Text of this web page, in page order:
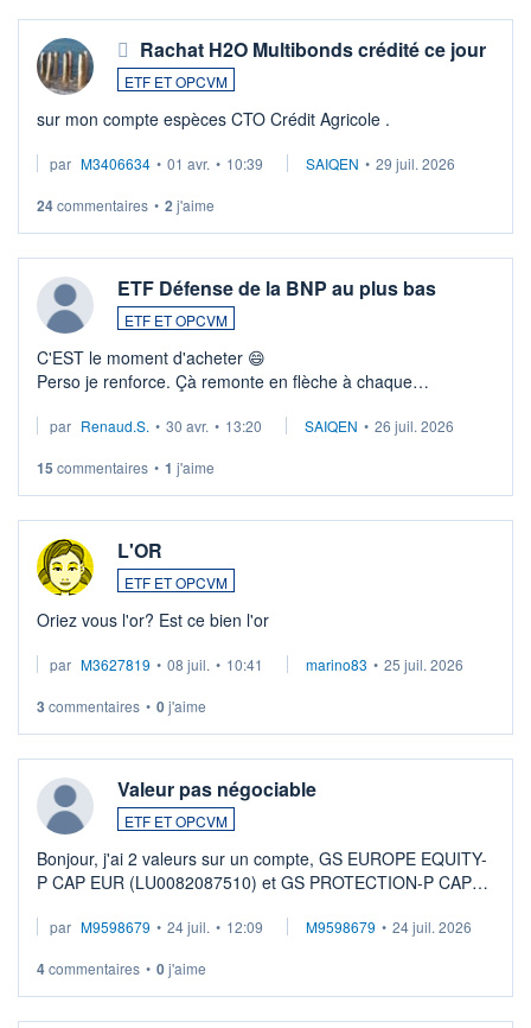
Rachat H2O Multibonds crédité ce jour
ETF ET OPCVM
sur mon compte espèces CTO Crédit Agricole .
par M3406634 • 01 avr. • 10:39 SAIQEN • 29 juil. 2026
24commentaires • 2 j'aime
ETF Défense de la BNP au plus bas
ETF ET OPCVM
C'EST le moment d'acheter 😄​
Perso je renforce. Çà remonte en flèche à chaque
Investissement long terme tip top pour sa retraite.
par Renaud.S. • 30 avr. • 13:20 SAIQEN • 26 juil. 2026
15 commentaires • 1 j'aime
L'OR
ETF ET OPCVM
Oriez vous l'or? Est ce bien l'or
par M3627819 • 08 juil. • 10:41 marino83 • 25 juil. 2026
3 commentaires • 0j'aime
Valeur pas négociable
ETF ET OPCVM
Bonjour, j'ai 2 valeurs sur un compte, GS EUROPE EQUITY-
P CAP EUR (LU0082087510) et GS PROTECTION-P CAP
veux procéder à la vente, on me signale ...
par M9598679 • 24 juil. • 12:09 M9598679 • 24 juil. 2026
4commentaires • 0j'aime